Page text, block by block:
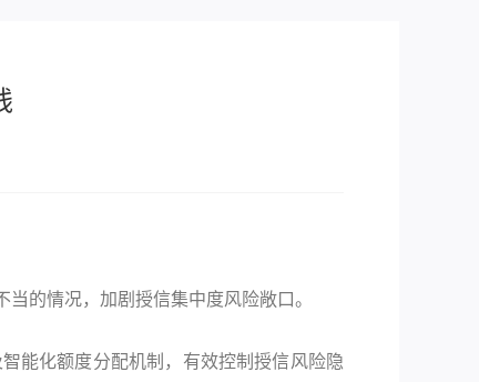
的情况，加剧授信集中度风险敞口。
能化额度分配机制，有效控制授信风险隐